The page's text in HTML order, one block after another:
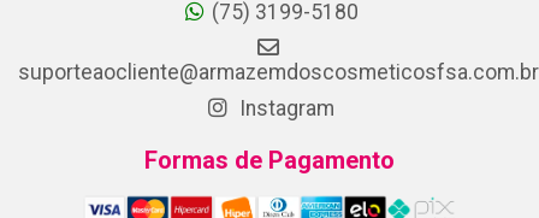
(75) 3199-5180
suporteaocliente@armazemdoscosmeticosfsa.com.br
Instagram
Formas de Pagamento